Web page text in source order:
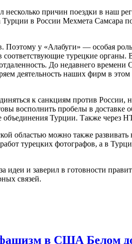
несколько причин поездки в наш
в России Мехмета Самсара
у «Алабуги» — особая
турецкие органы.
До недавнего
деятельность наших фирм в
к санкциям против
восполнить пробелы в доставке
Турции. Также через
областью можно также развивать
турецких фотографов, а в
идеи и заверил в готовности
связей.
фашизм в США Белом